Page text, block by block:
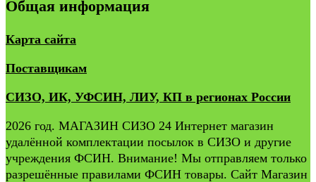
Общая информация
Карта сайта
Поставщикам
СИЗО, ИК, УФСИН, ЛИУ, КП в регионах России
2026 год. МАГАЗИН СИЗО 24 Интернет магазин
удалённой комплектации посылок в СИЗО и другие
учреждения ФСИН. Внимание! Мы отправляем только
разрешённые правилами ФСИН товары. Сайт Магазин